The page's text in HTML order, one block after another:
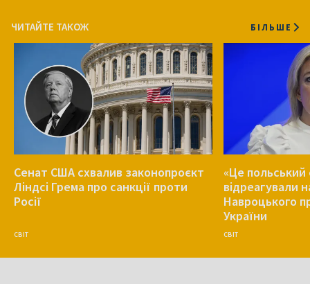
ЧИТАЙТЕ ТАКОЖ БІЛЬШЕ
Сенат США схвалив законопроєкт
Ліндсі Грема про санкції проти
Росії
СВІТ
«Це польський
відреагували
Навроцького
України
СВІТ